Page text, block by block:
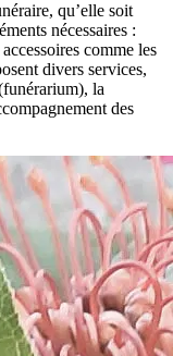
qu’elle soit
nécessaires :
comme les
divers services,
la
des